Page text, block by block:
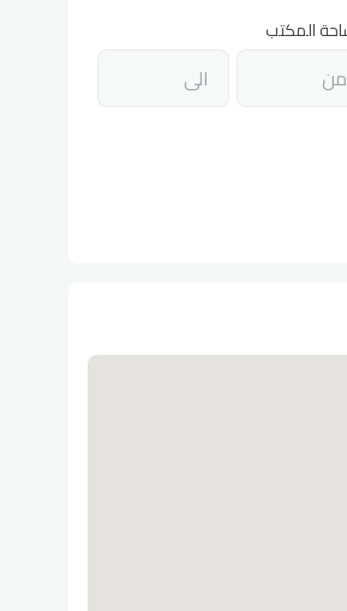
المكتب